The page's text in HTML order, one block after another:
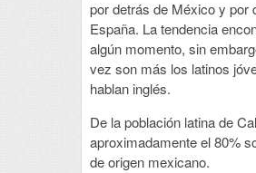
por detrás de México y por
España. La tendencia
algún momento, sin
vez son más los latinos
hablan inglés.
De la población latina de
aproximadamente el 80%
de origen mexicano.